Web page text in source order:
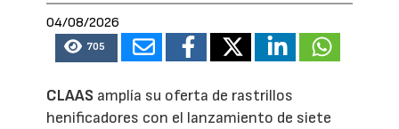
04/08/2026
705
CLAAS amplía su oferta de rastrillos
henificadores con el lanzamiento de siete